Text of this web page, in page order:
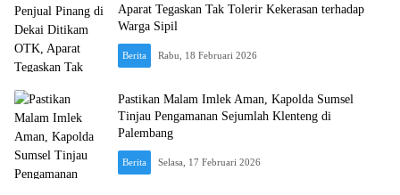
Aparat Tegaskan Tak Tolerir Kekerasan terhadap
Warga Sipil
Berita Rabu, 18 Februari 2026
Pastikan Malam Imlek Aman, Kapolda Sumsel
Tinjau Pengamanan Sejumlah Klenteng di
Palembang
Berita Selasa, 17 Februari 2026